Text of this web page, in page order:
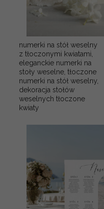
numerki na stół weselny
z tłoczonymi kwiatami,
eleganckie numerki na
stoły weselne, tłoczone
numerki na stół weselny,
dekoracja stołów
weselnych tłoczone
kwiaty